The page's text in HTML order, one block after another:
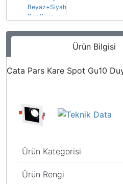
Ürün Bilgisi
Cata Pars Kare Spot Gu10
Ürün Kategorisi
Ürün Rengi